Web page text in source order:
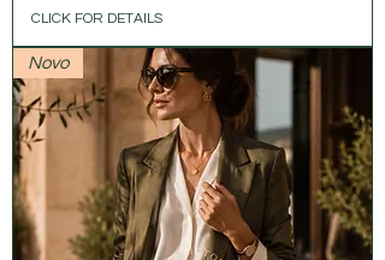
CLICK FOR DETAILS
Novo